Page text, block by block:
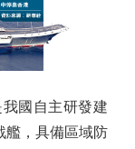
國自主研發建
艦，具備區域防